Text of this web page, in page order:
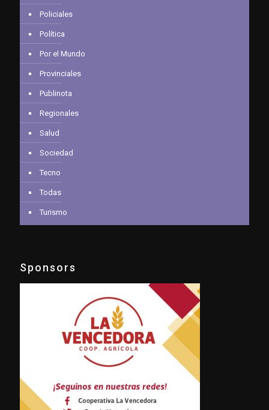
Policiales
Política
Por el Mundo
Provinciales
Publinota
Regionales
Salud
Sociedad
Tecno
Todas
Turismo
Sponsors